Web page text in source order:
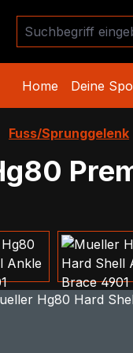
springen
Home Deine
Fuss/Sprunggelenk